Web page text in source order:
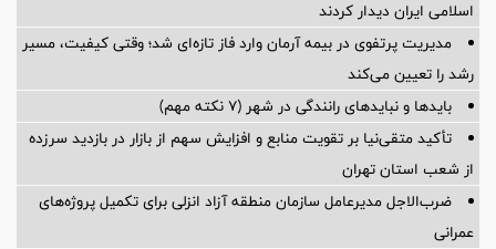
اسلامی ایران دیدار کردند
مدیریت پرتفوی در بیمه آرمان وارد فاز تازه‌ای شد؛ وقتی کیفیت، مسیر
رشد را تعیین می‌کند
بایدها و نبایدهای رانندگی در شهر (۷ نکته مهم)
تأکید متقی‌نیا بر تقویت منابع و افزایش سهم از بازار در بازدید سرزده
از شعب استان تهران
ضرب‌الاجل مدیرعامل سازمان منطقه آزاد انزلی برای تكمیل پروژه‌های
عمرانی